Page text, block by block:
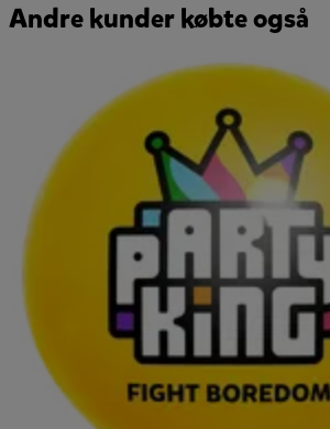
Andre kunder købte også